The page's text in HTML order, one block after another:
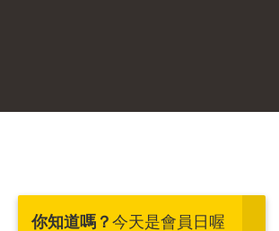
你知道嗎？ 今天是會員日喔